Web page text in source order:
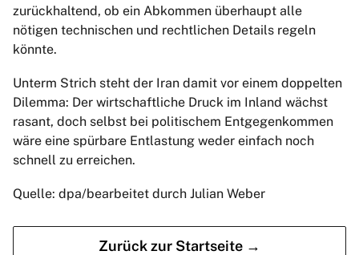
zurückhaltend, ob ein Abkommen überhaupt alle
nötigen technischen und rechtlichen Details regeln
könnte.
Unterm Strich steht der Iran damit vor einem doppelten
Dilemma: Der wirtschaftliche Druck im Inland wächst
rasant, doch selbst bei politischem Entgegenkommen
wäre eine spürbare Entlastung weder einfach noch
schnell zu erreichen.
Quelle: dpa/bearbeitet durch Julian Weber
Zurück zur Startseite →